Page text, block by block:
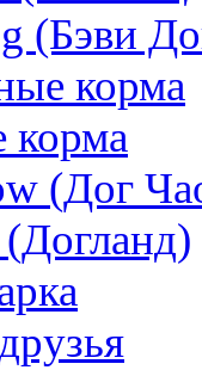
(Бэви
корма
корма
(Дог